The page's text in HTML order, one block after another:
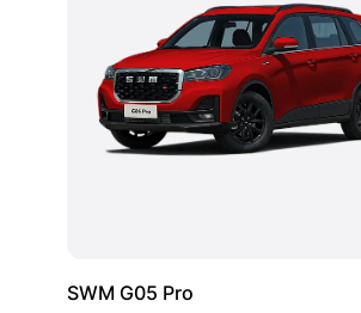
SWM G05 Pro